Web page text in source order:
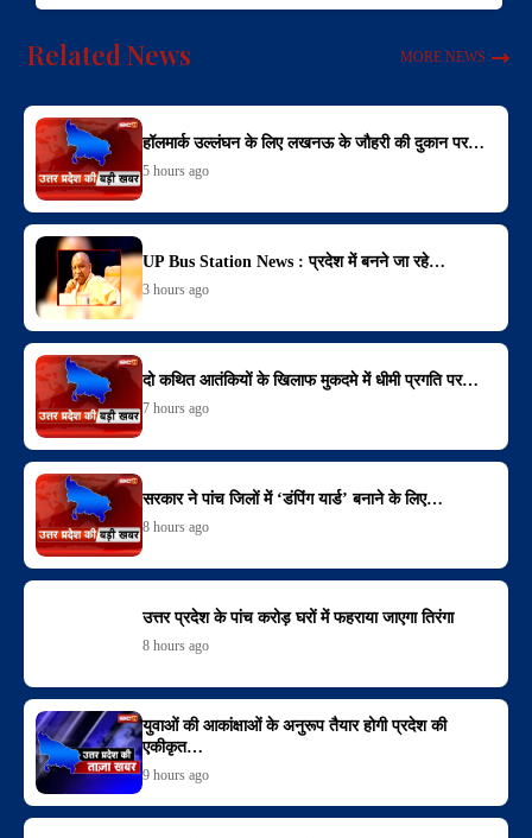
Related News MORE NEWS
हॉलमार्क उल्लंघन के लिए लखनऊ के जौहरी की दुकान पर…
5 hours ago
UP Bus Station News : प्रदेश में बनने जा रहे…
3 hours ago
दो कथित आतंकियों के खिलाफ मुकदमे में धीमी प्रगति पर…
7 hours ago
सरकार ने पांच जिलों में ‘डंपिंग यार्ड’ बनाने के लिए…
8 hours ago
उत्तर प्रदेश के पांच करोड़ घरों में फहराया जाएगा तिरंगा
8 hours ago
युवाओं की आकांक्षाओं के अनुरूप तैयार होगी प्रदेश की
एकीकृत…
9 hours ago